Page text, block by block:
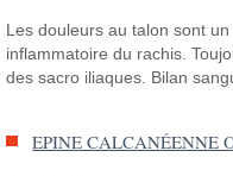
Les douleurs au talon sont
inflammatoire du rachis.
des sacro iliaques. Bilan
EPINE CALCANÉENNE